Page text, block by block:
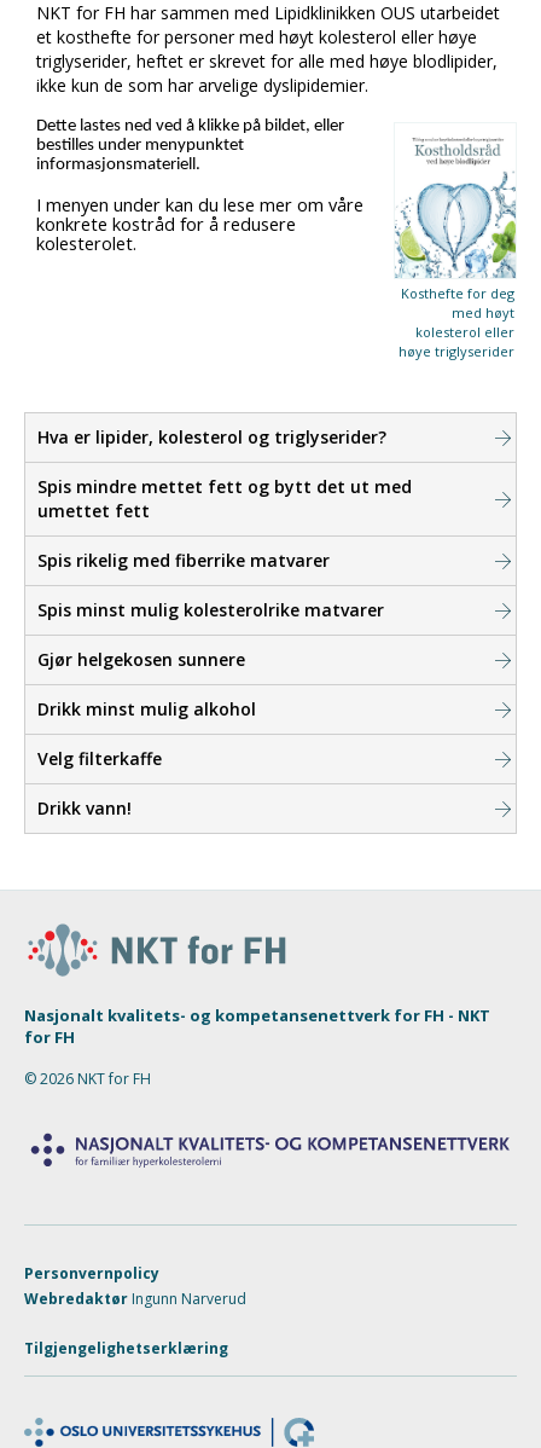
NKT for FH har sammen med Lipidklinikken OUS utarbeidet
et kosthefte for personer med høyt kolesterol eller høye
triglyserider, heftet er skrevet for alle med høye blodlipider,
ikke kun de som har arvelige dyslipidemier.
Kosthefte for deg
med høyt
kolesterol eller
høye triglyserider
Dette lastes ned ved å klikke på bildet, eller
bestilles under menypunktet
informasjonsmateriell.
I menyen under kan du lese mer om våre
konkrete kostråd for å redusere
kolesterolet.
Hva er lipider, kolesterol og triglyserider?
Spis mindre mettet fett og bytt det ut med
umettet fett
Spis rikelig med fiberrike matvarer
Spis minst mulig kolesterolrike matvarer
Gjør helgekosen sunnere
Drikk minst mulig alkohol
Velg filterkaffe
Drikk vann!
Nasjonalt kvalitets- og kompetansenettverk for FH - NKT
for FH
© 2026 NKT for FH
Personvernpolicy
Webredaktør Ingunn Narverud
Tilgjengelighetserklæring